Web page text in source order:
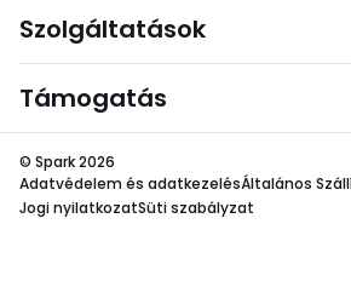
Szolgáltatások
Támogatás
© Spark 2026
Adatvédelem és adatkezelésÁltalános
Jogi nyilatkozatSüti szabályzat